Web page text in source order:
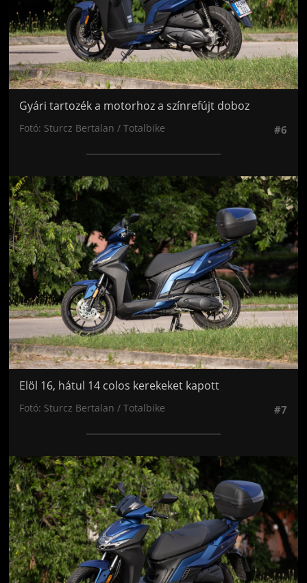
Gyári tartozék a motorhoz a színrefújt doboz
Fotó: Sturcz Bertalan / Totalbike #6
Jön még kép!
Elöl 16, hátul 14 colos kerekeket kapott
Fotó: Sturcz Bertalan / Totalbike #7
Jön még kép!